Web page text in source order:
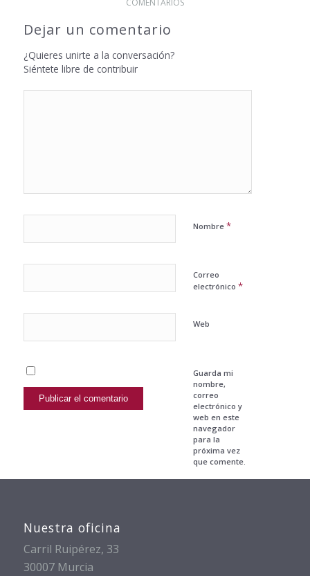
COMENTARIOS
Dejar un comentario
¿Quieres unirte a la conversación?
Siéntete libre de contribuir
Nombre *
Correo
electrónico *
Web
Guarda mi
nombre,
correo
electrónico y
web en este
navegador
para la
próxima vez
que comente.
Nuestra oficina
Carril Ruipérez, 33
30007 Murcia